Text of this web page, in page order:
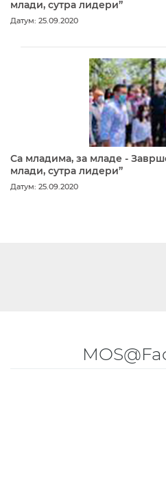
млади, сутра лидери”
Датум: 25.09.2020
Са младима, за младе -
млади, сутра лидери”
Датум: 25.09.2020